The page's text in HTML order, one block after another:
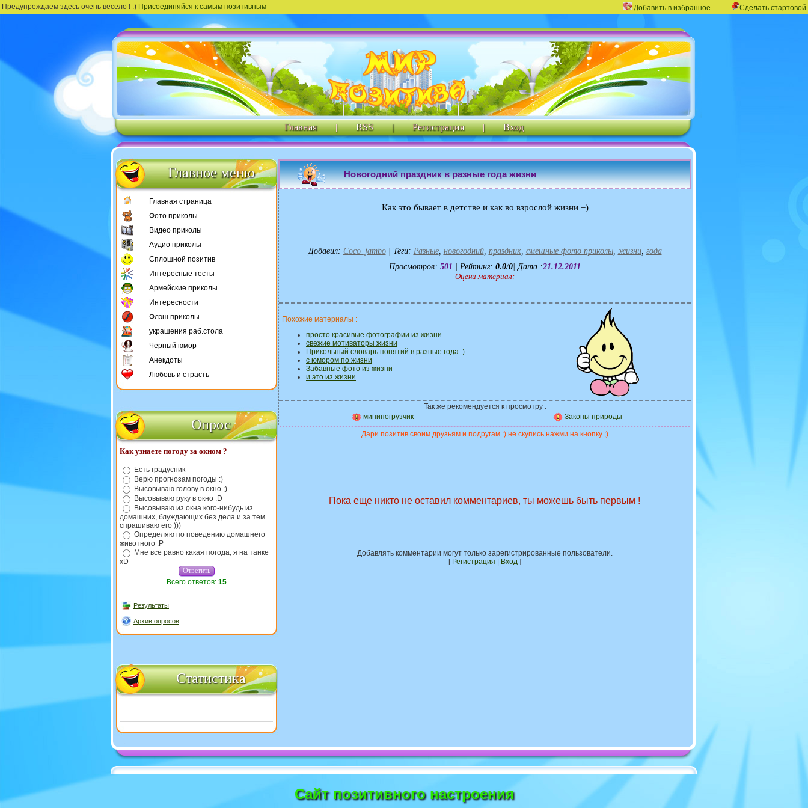
Предупреждаем здесь очень весело ! :) Присоединяйся к самым позитивным Добавить в избранное Сделать стартовой
Главная | RSS | Регистрация | Вход
Главное меню
Главная страница
Фото приколы
Видео приколы
Аудио приколы
Сплошной позитив
Интересные тесты
Армейские приколы
Интересности
Флэш приколы
украшения раб.стола
Черный юмор
Анекдоты
Любовь и страсть
Опрос
Как узнаете погоду за окном ?
Есть градусник
Верю прогнозам погоды :)
Высовываю голову в окно ;)
Высовываю руку в окно :D
Высовываю из окна кого-нибудь из
домашних, блуждающих без дела и за тем
спрашиваю его )))
Определяю по поведению домашнего
животного :P
Мне все равно какая погода, я на танке
xD
Всего ответов: 15
Результаты
Архив опросов
Статистика
Новогодний праздник в разные года жизни
Как это бывает в детстве и как во взрослой жизни =)
Добавил: Coco_jambo| Теги: Разные, новогодний, праздник, смешные фото приколы, жизни, года
Просмотров: 501 Рейтинг: 0.0/0 | Дата :21.12.2011
Оцени материал:
Похожие материалы :
просто красивые фотографии из жизни
свежие мотиваторы жизни
Прикольный словарь понятий в разные года :)
с юмором по жизни
Забавные фото из жизни
и это из жизни
Так же рекомендуется к просмотру :
минипогрузчик
Законы природы
Дари позитив своим друзьям и подругам :) не скупись нажми на кнопку ;)
Пока еще никто не оставил комментариев, ты можешь быть первым !
Добавлять комментарии могут только зарегистрированные пользователи.
[ Регистрация Вход]
Сайт позитивного настроения